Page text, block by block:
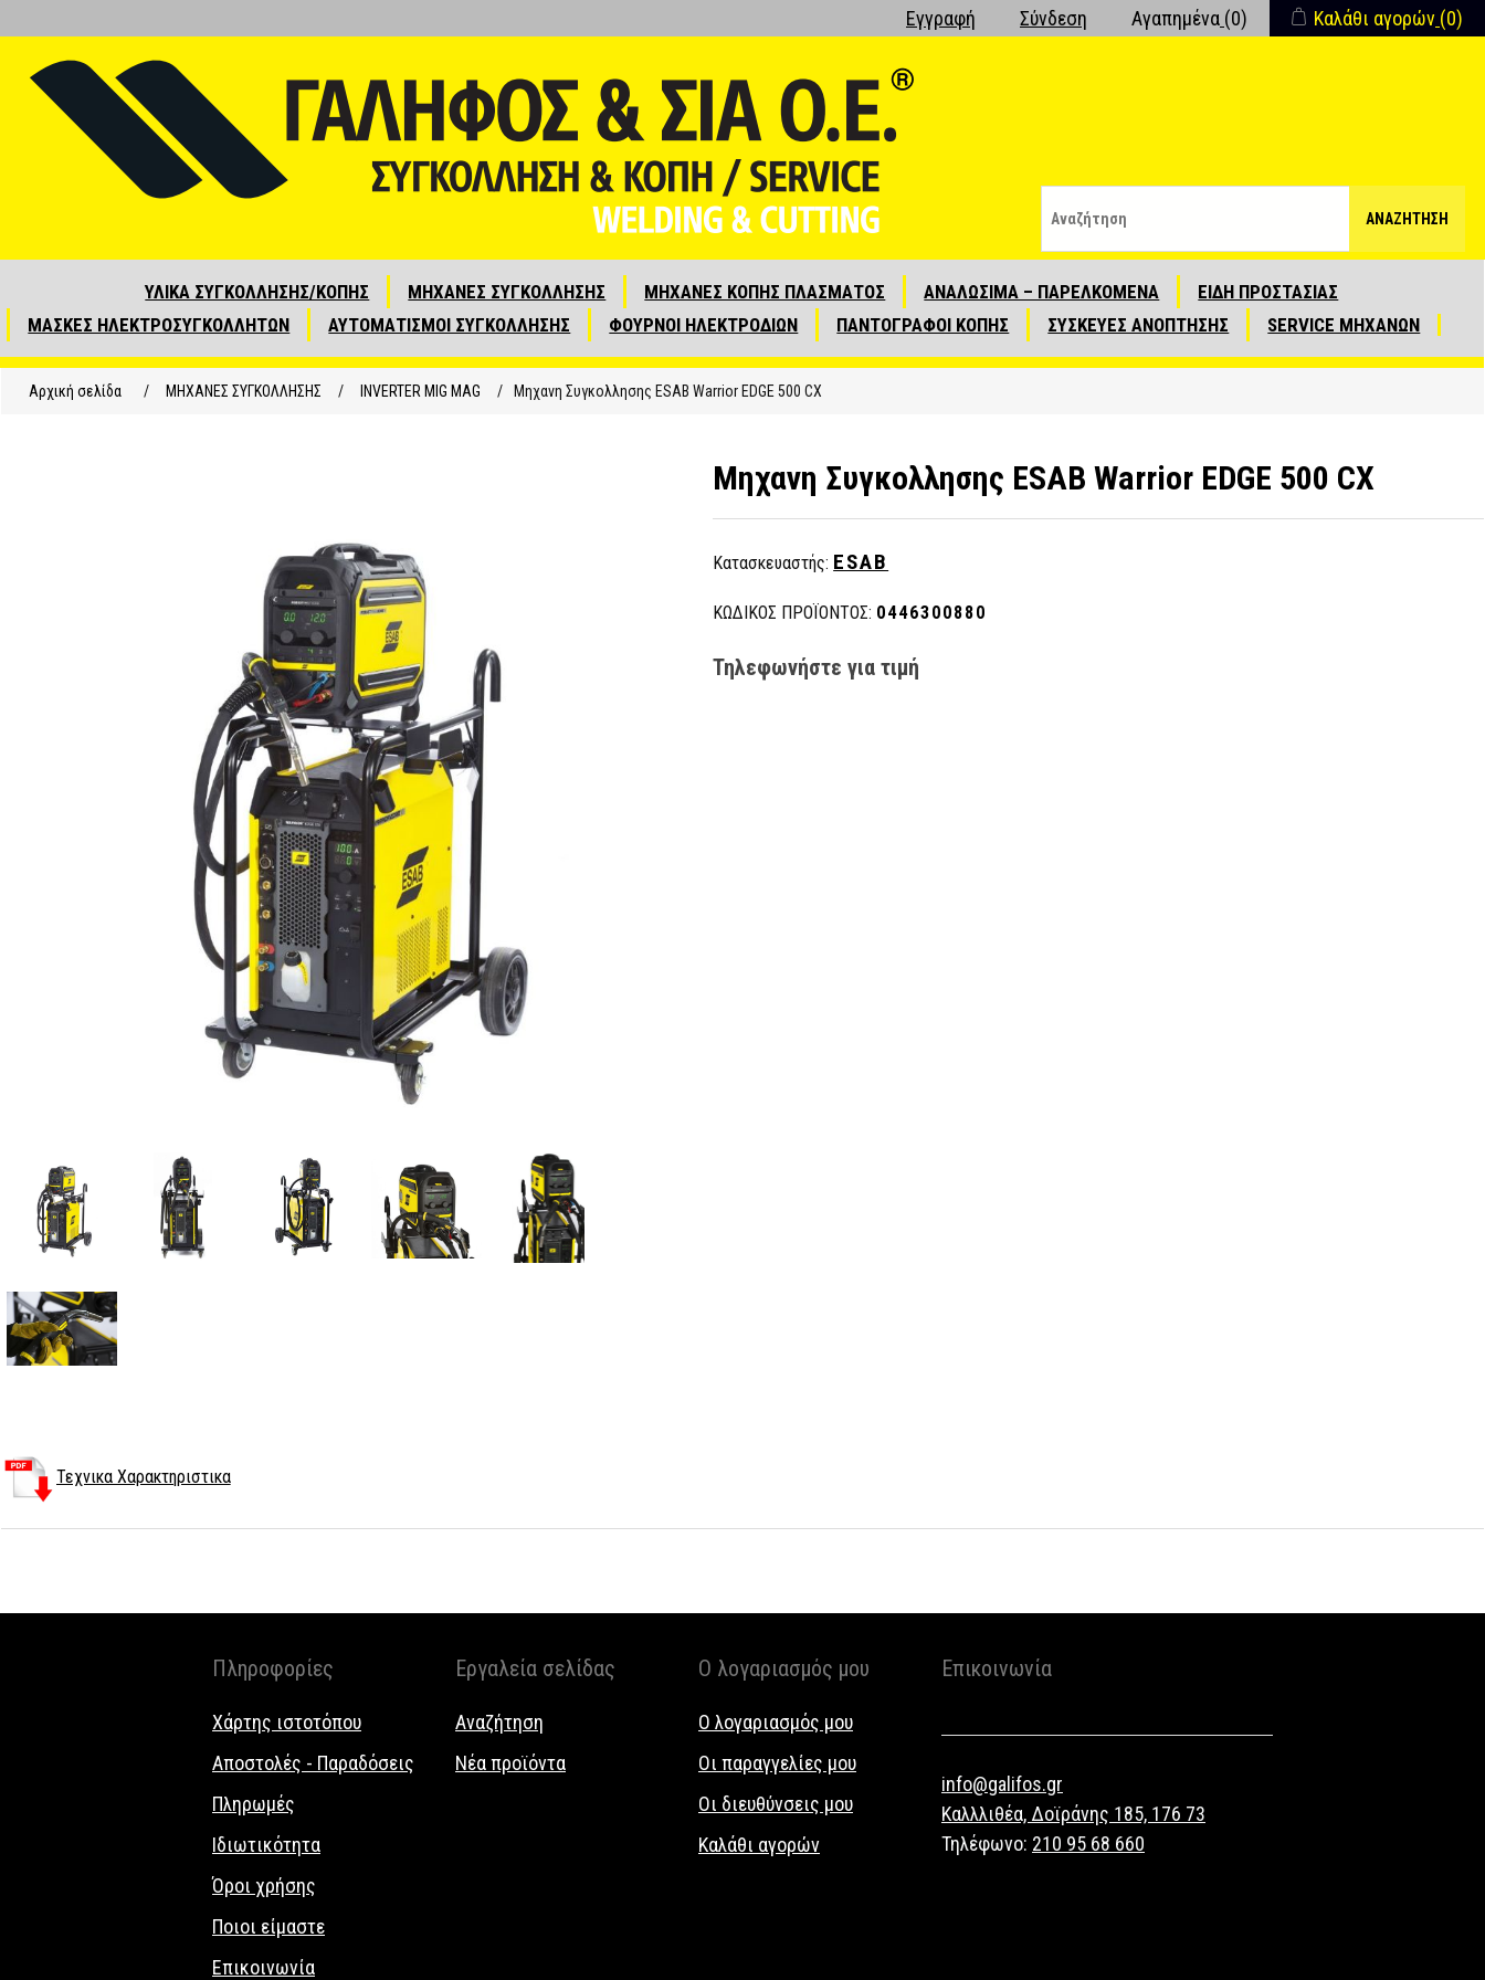
Εγγραφή Σύνδεση Αγαπημένα (0) Καλάθι αγορών (0)
ΑΝΑΖΉΤΗΣΗ
ΥΛΙΚΑ ΣΥΓΚΟΛΛΗΣΗΣ/ΚΟΠΗΣ ΜΗΧΑΝΕΣ ΣΥΓΚΟΛΛΗΣΗΣ ΜΗΧΑΝΕΣ ΚΟΠΗΣ ΠΛΑΣΜΑΤΟΣ ΑΝΑΛΩΣΙΜΑ – ΠΑΡΕΛΚΟΜΕΝΑ
ΕΙΔΗ ΠΡΟΣΤΑΣΙΑΣ
ΜΑΣΚΕΣ ΗΛΕΚΤΡΟΣΥΓΚΟΛΛΗΤΩΝ
ΑΥΤΟΜΑΤΙΣΜΟΙ ΣΥΓΚΟΛΛΗΣΗΣ ΦΟΥΡΝΟΙ ΗΛΕΚΤΡΟΔΙΩΝ ΠΑΝΤΟΓΡΑΦΟΙ ΚΟΠΗΣ ΣΥΣΚΕΥΕΣ ΑΝΟΠΤΗΣΗΣ SERVICE ΜΗΧΑΝΩΝ
Αρχική σελίδα / ΜΗΧΑΝΕΣ ΣΥΓΚΟΛΛΗΣΗΣ / INVERTER MIG MAG / Μηχανη Συγκολλησης ESAB Warrior EDGE 500 CX
Μηχανη Συγκολλησης ESAB Warrior EDGE 500 CX
Κατασκευαστής: ESAB
ΚΩΔΙΚΟΣ ΠΡΟΪΟΝΤΟΣ: 0446300880
Τηλεφωνήστε για τιμή
Τεχνικα Χαρακτηριστικα
Πληροφορίες
Χάρτης ιστοτόπου
Αποστολές - Παραδόσεις
Πληρωμές
Ιδιωτικότητα
Όροι χρήσης
Ποιοι είμαστε
Επικοινωνία
Εργαλεία σελίδας
Αναζήτηση
Νέα προϊόντα
Ο λογαριασμός μου
Ο λογαριασμός μου
Οι παραγγελίες μου
Οι διευθύνσεις μου
Καλάθι αγορών
Επικοινωνία
info@galifos.gr
Καλλλιθέα, Δοϊράνης 185, 176 73
Τηλέφωνο: 210 95 68 660